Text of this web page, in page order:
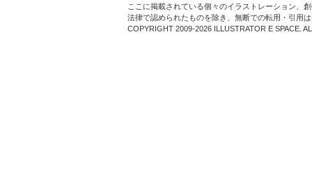
ここに掲載されている個々のイラストレーション、
法律で認められたものを除き、無断での転用・引用
COPYRIGHT 2009-2026 ILLUSTRATOR E SPACE.